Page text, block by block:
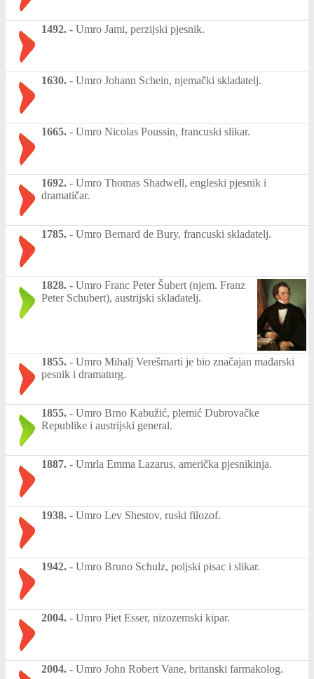
1492. - Umro Jami, perzijski pjesnik.
1630. - Umro Johann Schein, njemački skladatelj.
1665. - Umro Nicolas Poussin, francuski slikar.
1692. - Umro Thomas Shadwell, engleski pjesnik i
dramatičar.
1785. - Umro Bernard de Bury, francuski skladatelj.
1828. - Umro Franc Peter Šubert (njem. Franz
Peter Schubert), austrijski skladatelj.
1855. - Umro Mihalj Verešmarti je bio značajan mađarski
pesnik i dramaturg.
1855. - Umro Brno Kabužić, plemić Dubrovačke
Republike i austrijski general.
1887. - Umrla Emma Lazarus, američka pjesnikinja.
1938. - Umro Lev Shestov, ruski filozof.
1942. - Umro Bruno Schulz, poljski pisac i slikar.
2004. - Umro Piet Esser, nizozemski kipar.
2004. - Umro John Robert Vane, britanski farmakolog.